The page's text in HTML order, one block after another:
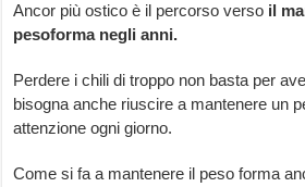
Ancor più ostico è il percorso verso il
pesoforma negli anni.
Perdere i chili di troppo non basta per
bisogna anche riuscire a mantenere un
attenzione ogni giorno.
Come si fa a mantenere il peso forma